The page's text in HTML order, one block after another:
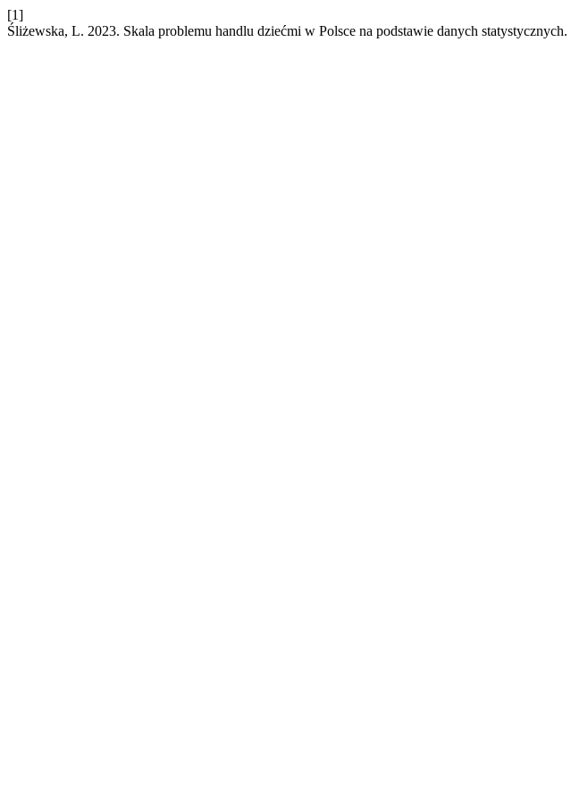
[1]
Śliżewska, L. 2023. Skala problemu handlu dziećmi w Polsce na podstawie danych statystycznych.